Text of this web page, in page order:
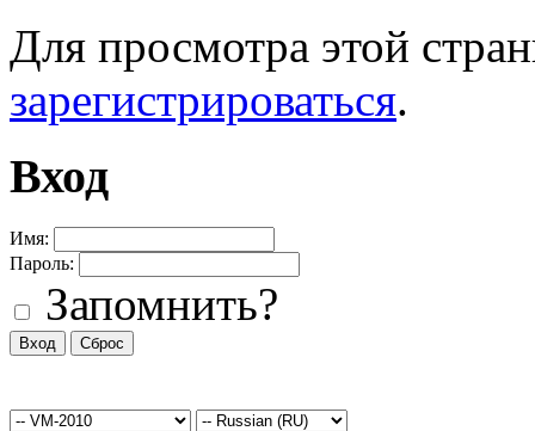
Для просмотра этой
зарегистрироваться.
Вход
Имя:
Пароль:
Запомнить?